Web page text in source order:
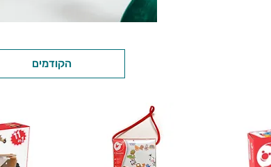
הקודמים